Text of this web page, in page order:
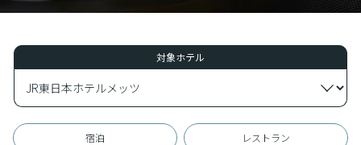
対象ホテル
宿泊 レストラン